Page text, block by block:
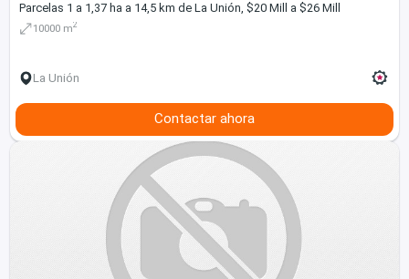
Parcelas 1 a 1,37 ha a 14,5 km de La Unión, $20 Mill a $26 Mill
10000 m2
La Unión
Contactar ahora